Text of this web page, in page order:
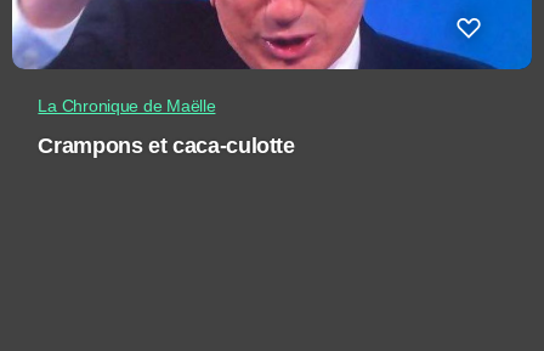
La Chronique de Maëlle
Crampons et caca-culotte